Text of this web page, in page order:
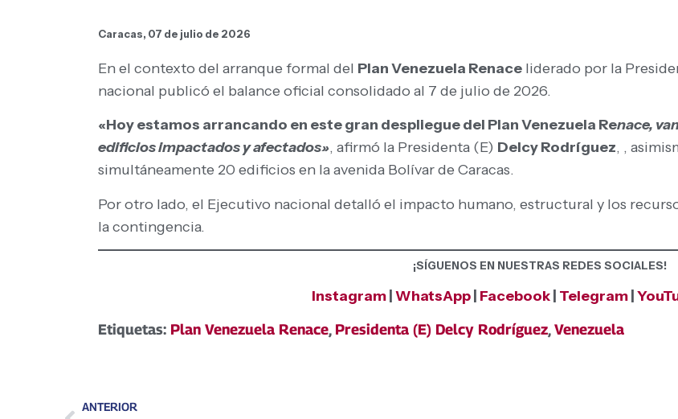
Caracas, 07 de julio de 2026
En el contexto del arranque formal del Plan Venezuela Renace liderado por la
nacional publicó el balance oficial consolidado al 7 de julio de 2026.
«Hoy estamos arrancando en este gran despliegue del Plan Venezuela Renace,
edificios impactados y afectados», afirmó la Presidenta (E) Delcy Rodríguez, ,
simultáneamente 20 edificios en la avenida Bolívar de Caracas.
Por otro lado, el Ejecutivo nacional detalló el impacto humano, estructural y los
la contingencia.
¡SÍGUENOS EN NUESTRAS REDES SOCIALES!
Instagram WhatsApp Facebook Telegram
Etiquetas: Plan Venezuela Renace, Presidenta (E) Delcy Rodríguez,Venezuela
ANTERIOR